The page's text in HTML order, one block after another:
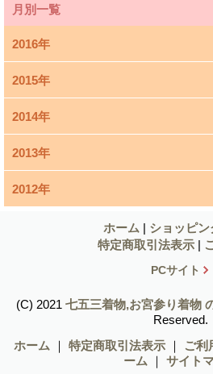
月別一覧
2016年
4月 (1)
2015年
3月 (1)
1月 (1)
2014年
11月 (4)
10月 (5)
7月 (4)
6月 (5)
2013年
12月 (1)
9月 (2)
8月 (2)
2012年
10月 (7)
9月 (6)
ホーム | ショッピン
特定商取引法表示 |
PCサイト
(C) 2021 七五三着物,お宮参り着物
Reserved.
ホーム ｜ 特定商取引法表示 ｜ ご利
ーム ｜ サイト